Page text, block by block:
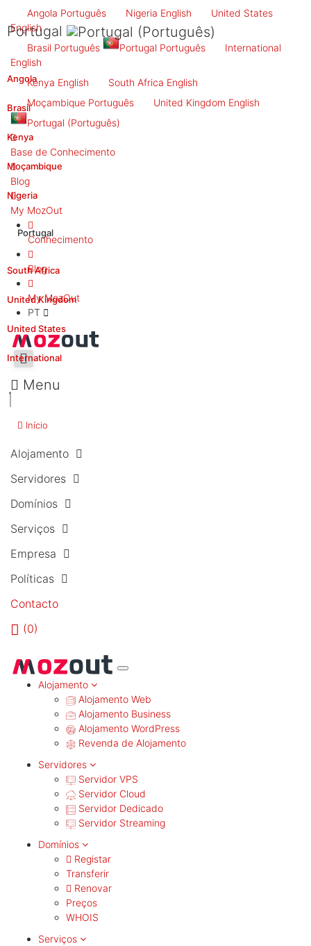
Angola Português Nigeria English
United States
English
Brasil Português Portugal Português
International
English
Kenya English South Africa English
Moçambique Português United Kingdom English
Portugal (Português)
Base de Conhecimento
Blog
My MozOut
Conhecimento
Blog
My MozOut
PT
Portugal
Angola
Brasil
Kenya
Moçambique
Nigeria
Portugal
South Africa
United Kingdom
United States
International
Menu
Início
Alojamento
Servidores
Domínios
Serviços
Empresa
Políticas
Contacto
(0)
Alojamento
Alojamento Web
Alojamento Business
Alojamento WordPress
Revenda de Alojamento
Servidores
Servidor VPS
Servidor Cloud
Servidor Dedicado
Servidor Streaming
Domínios
Registar
Transferir
Renovar
Preços
WHOIS
Serviços